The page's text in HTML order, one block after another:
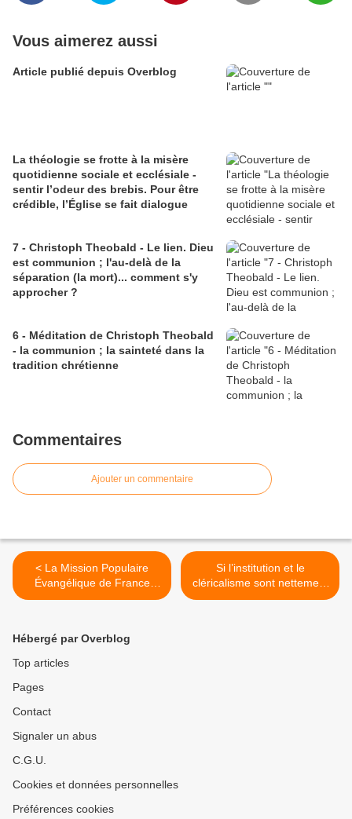
Vous aimerez aussi
Article publié depuis Overblog
La théologie se frotte à la misère
quotidienne sociale et ecclésiale -
sentir l’odeur des brebis. Pour être
crédible, l’Église se fait dialogue
7 - Christoph Theobald - Le lien. Dieu
est communion ; l'au-delà de la
séparation (la mort)... comment s'y
approcher ?
6 - Méditation de Christoph Theobald
- la communion ; la sainteté dans la
tradition chrétienne
Commentaires
Ajouter un commentaire
< La Mission Populaire
Évangélique de France
entend vivre l’Évangile dans
ses espoirs
Si l’institution et le
cléricalisme sont nettement
pointés du doigt, cette crise
Hébergé par Overblog
Top articles
Pages
Contact
Signaler un abus
C.G.U.
Cookies et données personnelles
Préférences cookies